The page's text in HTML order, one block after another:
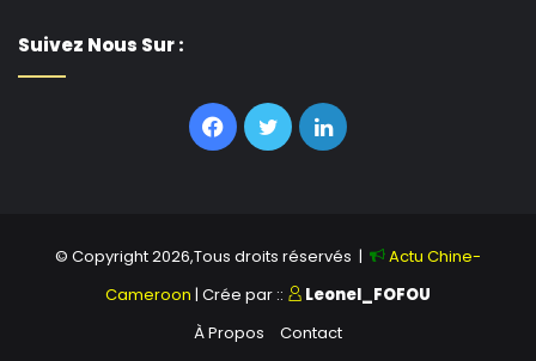
Suivez Nous Sur :
Facebook
TwitterLinkedin
© Copyright 2026,Tous droits réservés |
Actu Chine-
Cameroon | Crée par ::
Leonel_FOFOU
À Propos
Contact